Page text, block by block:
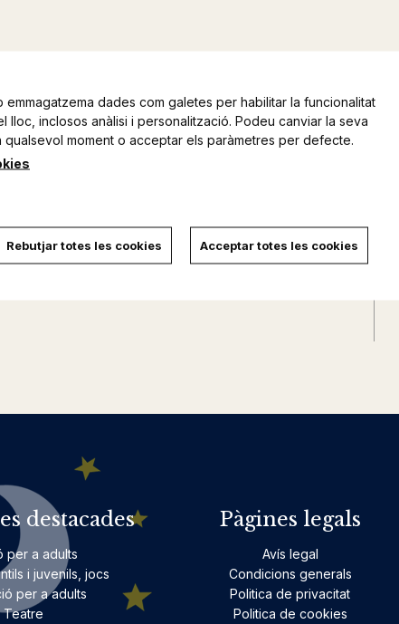
destacades
per a adults
i juvenils, jocs
per a adults
Teatre
Pàgines legals
Avís legal
Condicions generals
Politica de privacitat
Politica de cookies
emmagatzema dades com galetes per habilitar la funcionalitat
lloc, inclosos anàlisi i personalització. Podeu canviar la seva
moment o acceptar els paràmetres per defecte.
Rebutjar totes les cookies Acceptar totes les cookies